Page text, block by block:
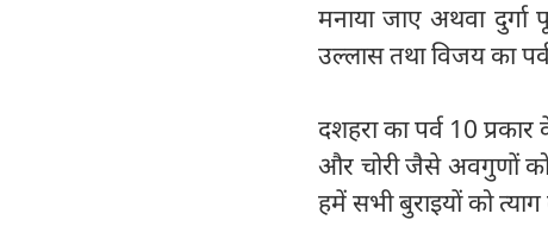
मनाया जाए अथवा
उल्लास तथा विजय का
दशहरा का पर्व 10
और चोरी जैसे अवगुणों को
हमें सभी बुराइयों को